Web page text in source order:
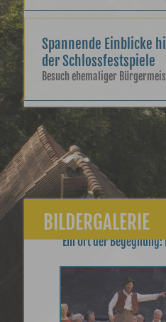
Spannende Einblicke
der Schlossfestspiele
Besuch ehemaliger
BILDERGALERIE
Franziskus
Ein Ort der